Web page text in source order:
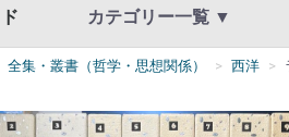
カテゴリー一覧 ▼
古典籍・浮世絵
哲学・思想・心理学
歴史・日本史・西洋史
仏教・宗教 国文学・国語・近代文学・文学全集
美術・工芸・写真・刀剣
書道・書道具
漢方・鍼灸・東洋医学
専門書・学術書 趣味・教養・サブカルチャー
草稿・色紙・直筆物・リトグラフ
漫画・原画・セル画
商品一覧
全集・叢書（哲学・思想関係） 西洋